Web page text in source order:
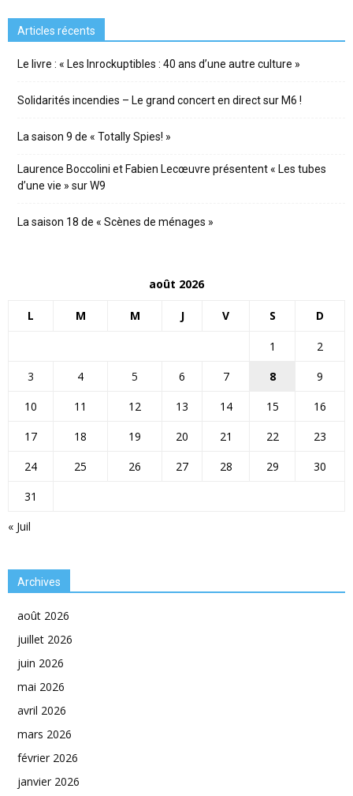
Articles récents
Le livre : « Les Inrockuptibles : 40 ans d’une autre culture »
Solidarités incendies – Le grand concert en direct sur M6 !
La saison 9 de « Totally Spies! »
Laurence Boccolini et Fabien Lecœuvre présentent « Les tubes
d’une vie » sur W9
La saison 18 de « Scènes de ménages »
août 2026
L M M J V S D
« Juil
1
2
3
4 5 6 7 8
9
10
11 12 13 14 15
16
17
18 19 20 21 22
23
24
25 26 27 28 29
30
31
Archives
août 2026
juillet 2026
juin 2026
mai 2026
avril 2026
mars 2026
février 2026
janvier 2026